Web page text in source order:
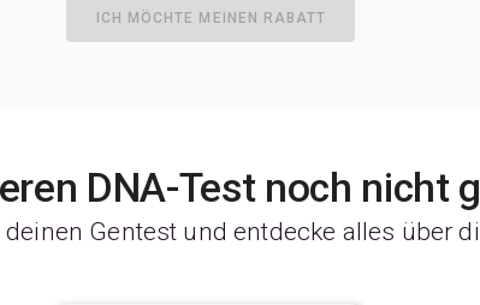
ICH MÖCHTE MEINEN RABATT
DNA-Test noch nicht
deinen Gentest und entdecke alles über